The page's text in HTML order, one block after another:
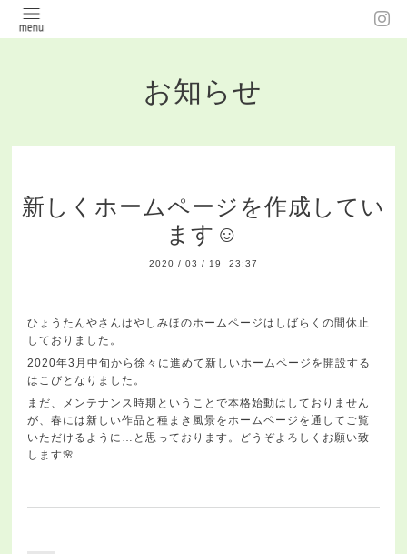
お知らせ
新しくホームページを作成してい
ます☺️
2020 / 03 / 19 23:37
ひょうたんやさんはやしみほのホームページはしばらくの間休止
しておりました。
2020年3月中旬から徐々に進めて新しいホームページを開設する
はこびとなりました。
まだ、メンテナンス時期ということで本格始動はしておりません
が、春には新しい作品と種まき風景をホームページを通してご覧
いただけるように…と思っております。どうぞよろしくお願い致
します🌸